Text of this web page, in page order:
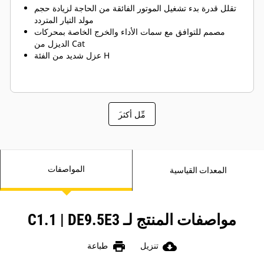
تقلل قدرة بدء تشغيل الموتور الفائقة من الحاجة لزيادة حجم
مولد التيار المتردد
مصمم للتوافق مع سمات الأداء والخرج الخاصة بمحركات
الديزل من Cat
عزل شديد من الفئة H
َمِّل أكثر
المواصفات المعدات القياسية
مواصفات المنتج لـ C1.1 | DE9.5E3
cloud_download تنزيل print طباعة